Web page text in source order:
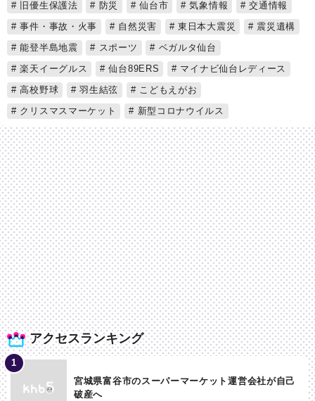
アクセスランキング
宮城県富谷市のスーパーマーケット運営会社が自己
破産へ
旧優生保護法
防災 仙台市 気象情報
交通情報
事件・事故・火事
自然災害 東日本大震災
震災遺構
能登半島地震
スポーツ
ベガルタ仙台
楽天イーグルス
仙台89ERS
マイナビ仙台レディース
高校野球
羽生結弦
こどもえがお
クリスマスマーケット
新型コロナウイルス